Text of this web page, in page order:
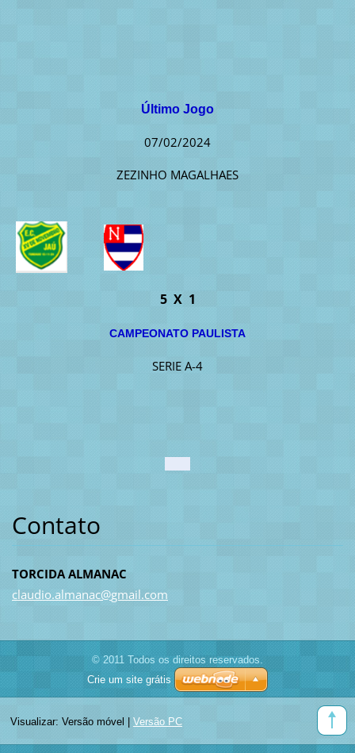
Último Jogo
07/02/2024
ZEZINHO MAGALHAES
5 X 1
CAMPEONATO PAULISTA
SERIE A-4
Contato
TORCIDA ALMANAC
claudio.almanac@gmail.com
© 2011 Todos os direitos reservados.
Crie um site grátis
Visualizar: Versão móvel Versão PC